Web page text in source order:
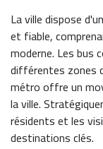
La ville dispose
et fiable,
moderne. Les bus
différentes zones
métro offre un
la ville.
résidents et les
destinations clés.